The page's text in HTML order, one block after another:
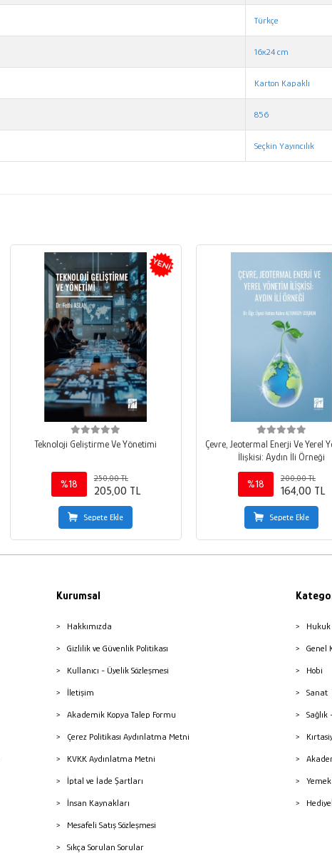
Türkçe
16x24 cm
Karton Kapaklı
856
Seçkin Yayıncılık
Teknoloji Geliştirme Ve Yönetimi
%18
250,00 TL
205,00 TL
Sepete Ekle
Çevre, Jeotermal Enerji Ve Yerel
İlişkisi: Aydın İli Örneği
%18
200,00 TL
164,00 TL
Sepete Ekle
Kurumsal
Hakkımızda
Gizlilik ve Güvenlik Politikası
Kullanıcı - Üyelik Sözleşmesi
İletişim
Akademik Kopya Talep Formu
Çerez Politikası Aydınlatma Metni
KVKK Aydınlatma Metni
İptal ve İade Şartları
İnsan Kaynakları
Mesafeli Satış Sözleşmesi
Sıkça Sorulan Sorular
Hukuk
Genel
Hobi
Sanat
Sağlık